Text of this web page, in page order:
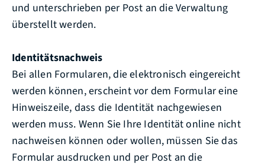
und unterschrieben per Post an die Verwaltung
überstellt werden.
Identitätsnachweis
Bei allen Formularen, die elektronisch eingereicht
werden können, erscheint vor dem Formular eine
Hinweiszeile, dass die Identität nachgewiesen
werden muss. Wenn Sie Ihre Identität online nicht
nachweisen können oder wollen, müssen Sie das
Formular ausdrucken und per Post an die